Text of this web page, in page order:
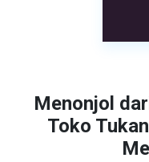
Menonjol
Toko